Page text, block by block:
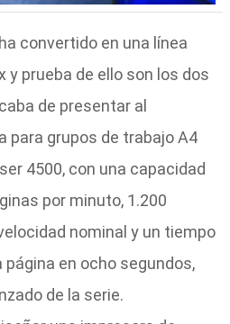
convertido en una línea
y prueba de ello son los dos
de presentar al
para grupos de trabajo A4
4500, con una capacidad
por minuto, 1.200
nominal y un tiempo
página en ocho segundos,
de la serie.